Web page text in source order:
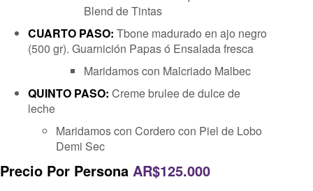
Blend de Tintas
CUARTO PASO: Tbone madurado en ajo negro
(500 gr). Guarnición Papas ó Ensalada fresca
Maridamos con Malcriado Malbec
QUINTO PASO: Creme brulee de dulce de
leche
Maridamos con Cordero con Piel de Lobo
Demi Sec
Precio Por Persona AR$125.000